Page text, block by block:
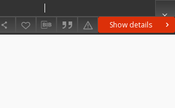
Show details